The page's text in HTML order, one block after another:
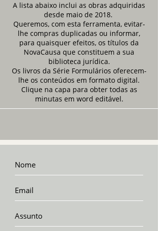
A lista abaixo inclui as obras adquiridas
desde maio de 2018.
Queremos, com esta ferramenta, evitar-
lhe compras duplicadas ou informar,
para quaisquer efeitos, os títulos da
NovaCausa que constituem a sua
biblioteca jurídica.
Os livros da Série Formulários oferecem-
lhe os conteúdos em formato digital.
Clique na capa para obter todas as
minutas em word editável.